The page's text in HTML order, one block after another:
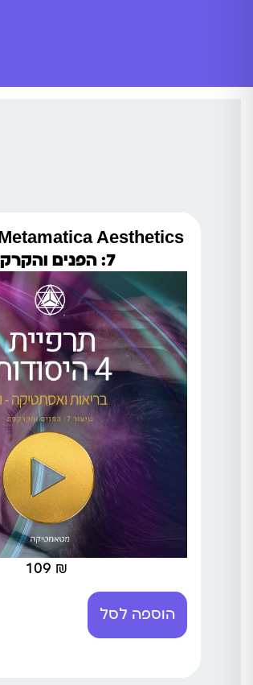
7: הפנים והקרקפת
109 ₪
הוספה לסל